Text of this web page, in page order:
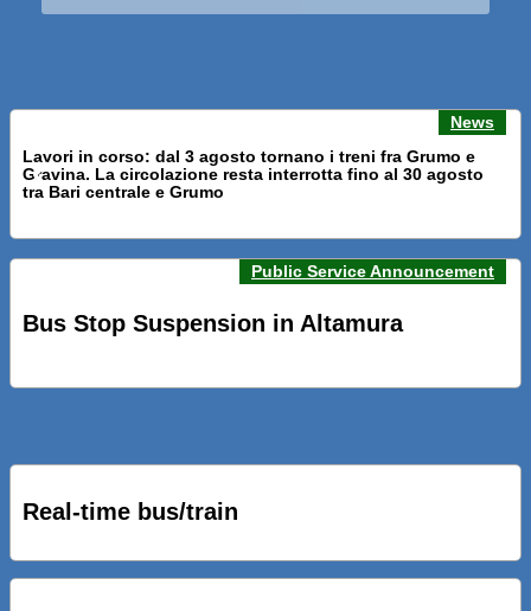
News
Lavori in corso: dal 3 agosto tornano i treni fra Grumo e
Gravina. La circolazione resta interrotta fino al 30 agosto
tra Bari centrale e Grumo
PRESENTATI A BARI NUOVI SERVIZI FALMAPS E LIVECHAT.
IL TUO BUS ED IL TUO TRENO
CICLOPEDONALE FAL CONSEGNA ALLA CITTA’ LE NOVE
OPERE DEL PROGETTO
Previous news Next
Public Service Announcement
Bus Stop Suspension in Altamura
Real-time bus/train